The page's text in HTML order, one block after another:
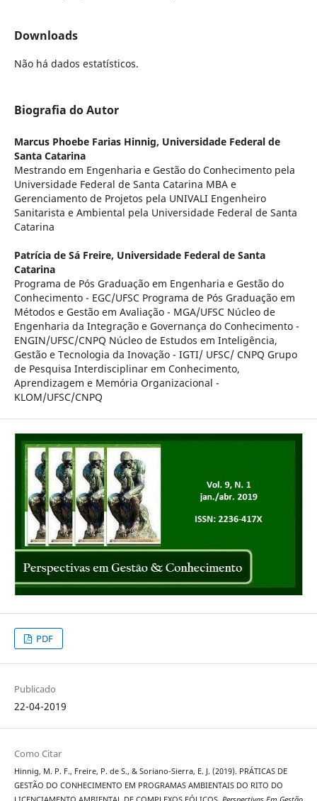
Downloads
Não há dados estatísticos.
Biografia do Autor
Marcus Phoebe Farias Hinnig, Universidade Federal de
Santa Catarina
Mestrando em Engenharia e Gestão do Conhecimento pela
Universidade Federal de Santa Catarina MBA e
Gerenciamento de Projetos pela UNIVALI Engenheiro
Sanitarista e Ambiental pela Universidade Federal de Santa
Catarina
Patrícia de Sá Freire, Universidade Federal de Santa
Catarina
Programa de Pós Graduação em Engenharia e Gestão do
Conhecimento - EGC/UFSC Programa de Pós Graduação em
Métodos e Gestão em Avaliação - MGA/UFSC Núcleo de
Engenharia da Integração e Governança do Conhecimento -
ENGIN/UFSC/CNPQ Núcleo de Estudos em Inteligência,
Gestão e Tecnologia da Inovação - IGTI/ UFSC/ CNPQ Grupo
de Pesquisa Interdisciplinar em Conhecimento,
Aprendizagem e Memória Organizacional -
KLOM/UFSC/CNPQ
PDF
Publicado
22-04-2019
Como Citar
Hinnig, M. P. F., Freire, P. de S., & Soriano-Sierra, E. J. (2019). PRÁTICAS DE
GESTÃO DO CONHECIMENTO EM PROGRAMAS AMBIENTAIS DO RITO DO